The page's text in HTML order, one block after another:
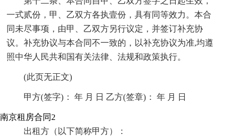
一式贰份，甲、乙双方各执壹份，具有同等效力。本合
同未尽事项，由甲、乙双方另行议定，并签订补充协
议。补充协议与本合同不一致的，以补充协议为准,均遵
照中华人民共和国有关法律、法规和政策执行。
(此页无正文)
甲方(签字)： 年 月 日 乙方(签章)： 年 月 日
南京租房合同2
出租方（以下简称甲方）：